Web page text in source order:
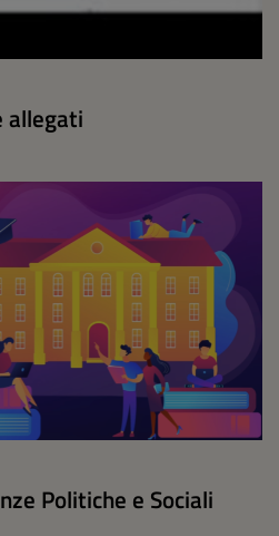
allegati
Politiche e Sociali